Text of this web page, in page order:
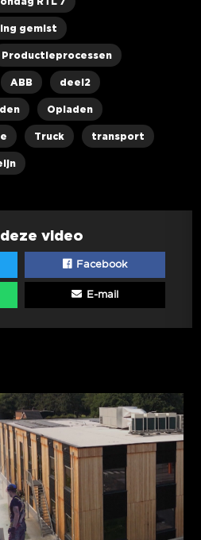
gemist
Productieprocessen
ABB deel2
Opladen
Truck transport
video
Facebook
E-mail